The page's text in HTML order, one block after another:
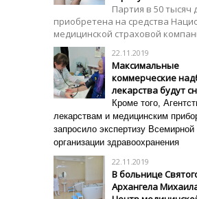
Партия в 50 тысяч
приобретена на средства
медицинской страховой
22.11.2019
Максимальные
коммерческие
лекарства будут
Кроме того,
лекарствам и медицинским
запросило экспертизу Всемирной
организации здравоохранения
22.11.2019
В больнице
Архангела